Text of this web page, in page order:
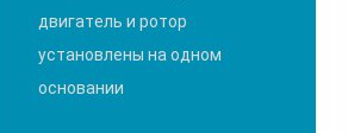
двигатель и ротор
установлены на одном
основании